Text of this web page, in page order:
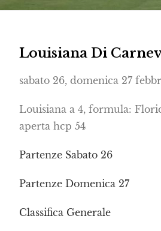
Louisiana Di
sabato 26, domenica 27
Louisiana a 4, formula:
aperta hcp 54
Partenze Sabato 26
Partenze Domenica 27
Classifica Generale